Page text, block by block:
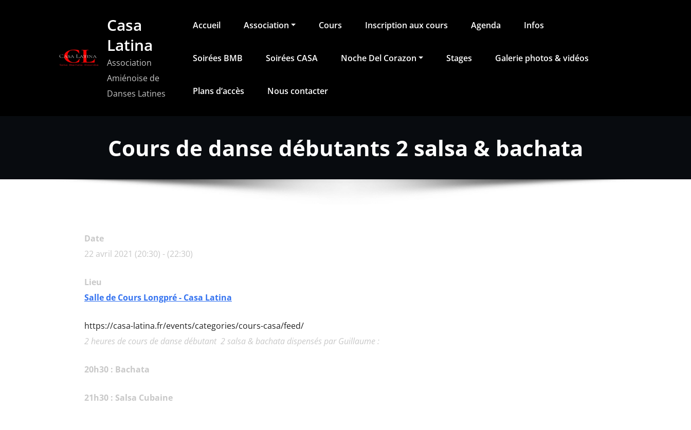
Casa
Latina
Association
Amiénoise de
Danses Latines
Accueil Association Cours Inscription aux cours Agenda Infos
Soirées BMB Soirées CASA Noche Del Corazon Stages Galerie photos & vidéos
Plans d’accès Nous contacter
Cours de danse débutants 2 salsa & bachata
Date
22 avril 2021 (20:30) - (22:30)
Lieu
Salle de Cours Longpré - Casa Latina
https://casa-latina.fr/events/categories/cours-casa/feed/
2 heures de cours de danse débutant 2 salsa & bachata dispensés par Guillaume :
20h30 : Bachata
21h30 : Salsa Cubaine